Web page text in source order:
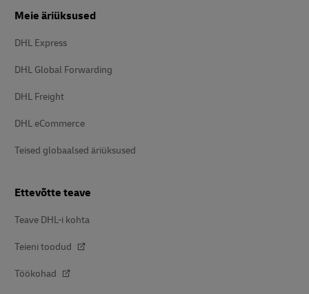
Meie äriüksused
DHL Express
DHL Global Forwarding
DHL Freight
DHL eCommerce
Teised globaalsed äriüksused
Ettevõtte teave
Teave DHL-i kohta
Teieni toodud
Töökohad